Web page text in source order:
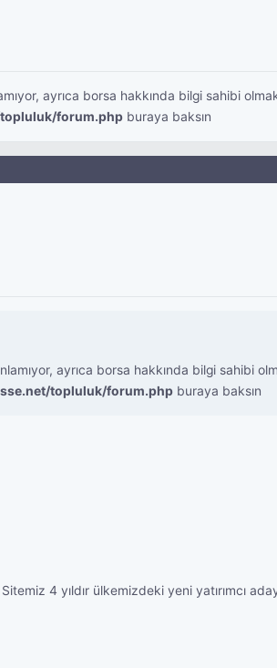
ayrıca borsa hakkında bilgi sahibi
forum.phpburaya baksın
ayrıca borsa hakkında bilgi sahibi
topluluk/forum.phpburaya baksın
4 yıldır ülkemizdeki yeni yatırımcı